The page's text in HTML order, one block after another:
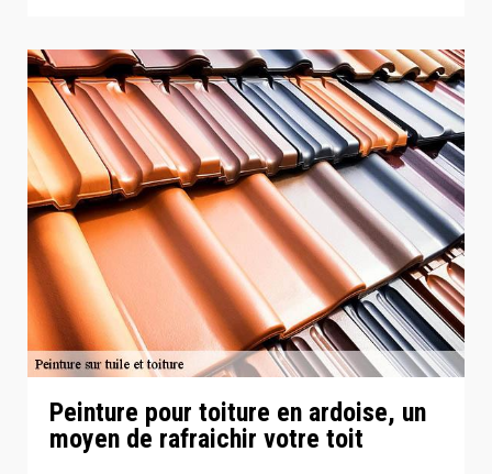
Peinture pour toiture en ardoise, un
moyen de rafraichir votre toit